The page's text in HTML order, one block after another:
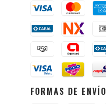
FORMAS DE ENVÍO